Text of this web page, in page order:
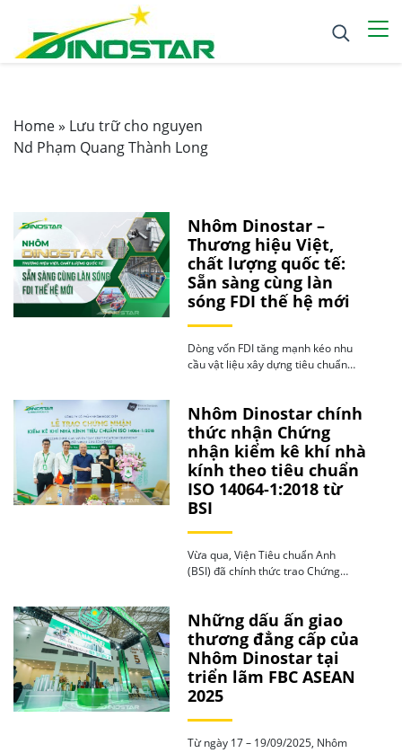
Home» Lưu trữ cho nguyen
Nd Phạm Quang Thành Long
Nhôm Dinostar –
Thương hiệu Việt,
chất lượng quốc tế:
Sẵn sàng cùng làn
sóng FDI thế hệ mới
Dòng vốn FDI tăng mạnh kéo nhu
cầu vật liệu xây dựng tiêu chuẩn
Nhôm Dinostar chính
thức nhận Chứng
nhận kiểm kê khí nhà
kính theo tiêu chuẩn
ISO 14064-1:2018 từ
BSI
Vừa qua, Viện Tiêu chuẩn Anh
(BSI) đã chính thức trao Chứng
Những dấu ấn giao
thương đẳng cấp của
Nhôm Dinostar tại
triển lãm FBC ASEAN
2025
Từ ngày 17 – 19/09/2025, Nhôm